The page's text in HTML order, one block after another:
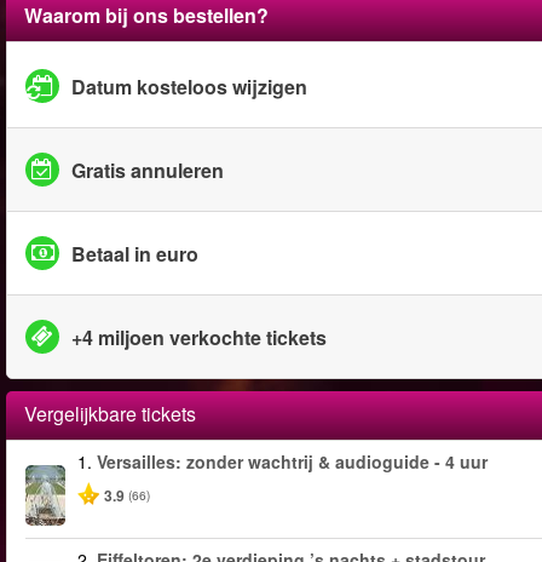
Waarom bij ons bestellen?
Datum kosteloos wijzigen
Gratis annuleren
Betaal in euro
+4 miljoen verkochte tickets
Vergelijkbare tickets
1. Versailles: zonder wachtrij & audioguide - 4 uur
3.9 (66)